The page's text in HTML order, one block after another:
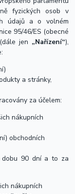
fyzických osob v
údajů a o volném
95/46/ES (obecné
jen „Nařízení“),
a stránky,
za účelem:
nákupních
obchodních
dobu 90 dní a to za
nákupních